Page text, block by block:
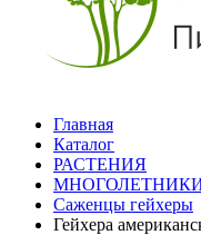
Главная
Каталог
РАСТЕНИЯ
Саженцы гейхеры
Гейхера